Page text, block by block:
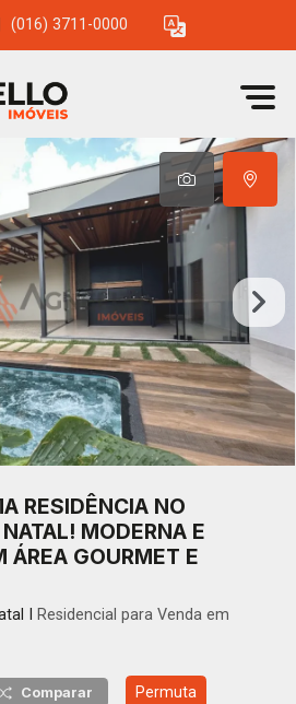
(016) 3711-0000
RESIDÊNCIA NO
MODERNA E
ÁREA GOURMET E
I
Residencial para Venda em
Comparar Permuta